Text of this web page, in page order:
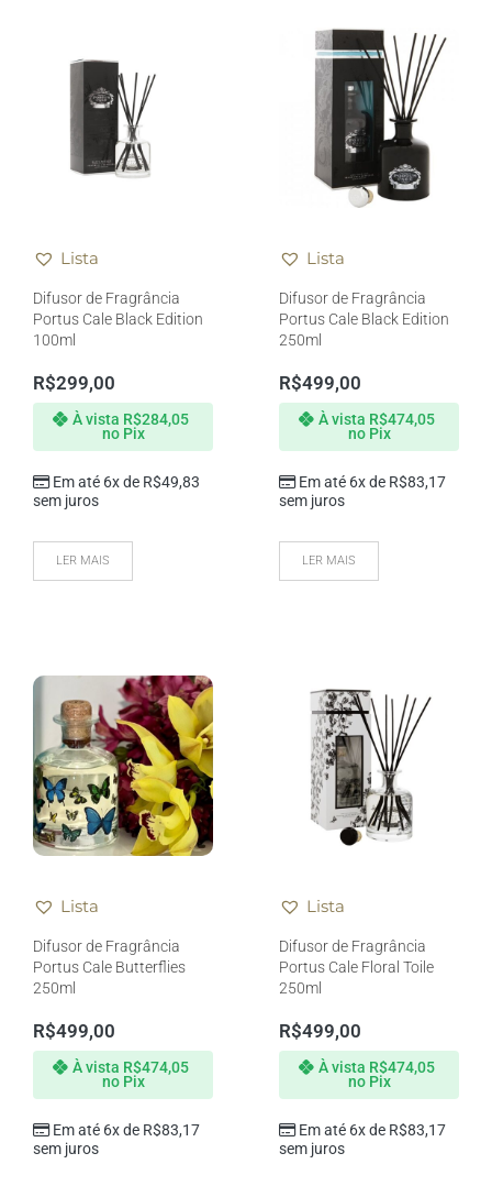
Lista
Difusor de Fragrância
Portus Cale Black Edition
100ml
R$299,00
Em até 6x de R$49,83
sem juros
À vista R$284,05
no Pix
LER MAIS
Lista
Difusor de Fragrância
Portus Cale Black Edition
250ml
R$499,00
Em até 6x de R$83,17
sem juros
À vista R$474,05
no Pix
LER MAIS
Lista
Difusor de Fragrância
Portus Cale Butterflies
250ml
R$499,00
Em até 6x de R$83,17
sem juros
À vista R$474,05
no Pix
Lista
Difusor de Fragrância
Portus Cale Floral Toile
250ml
R$499,00
Em até 6x de R$83,17
sem juros
À vista R$474,05
no Pix